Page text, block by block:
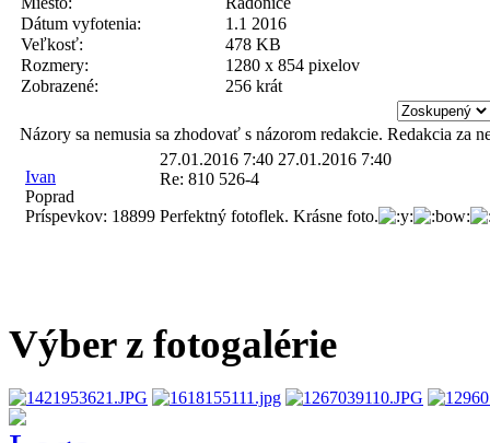
Dátum vyfotenia:
1.1 2016
Veľkosť:
478 KB
Rozmery:
1280 x 854 pixelov
Zobrazené:
256 krát
Názory sa nemusia sa zhodovať s názorom redakcie. Redakcia za
Ivan
Poprad
Príspevkov: 18899
27.01.2016 7:40 27.01.2016 7:40
Re: 810 526-4
Perfektný fotoflek. Krásne foto.
Výber z fotogalérie